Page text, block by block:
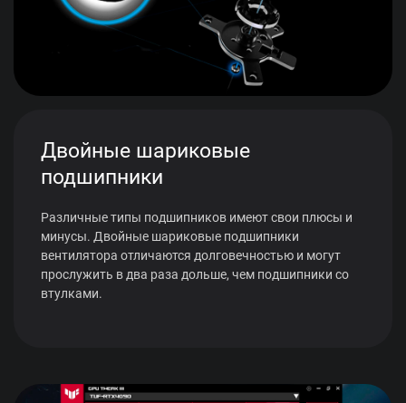
Двойные шариковые
подшипники
Различные типы подшипников имеют свои плюсы и
минусы. Двойные шариковые подшипники
вентилятора отличаются долговечностью и могут
прослужить в два раза дольше, чем подшипники со
втулками.